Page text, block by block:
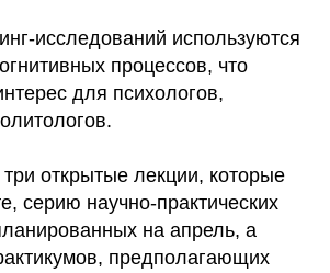
исследований используются
процессов, что
для психологов,
открытые лекции, которые
серию научно-практических
на апрель, а
предполагающих